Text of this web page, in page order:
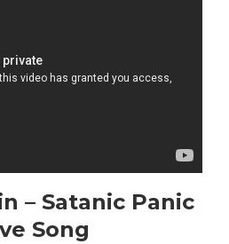
– Satanic Panic
Song